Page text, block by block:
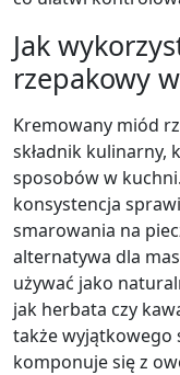
Jak
rzepakowy
Kremowany miód
składnik kulinarny,
sposobów w
konsystencja
smarowania na
alternatywa dla
używać jako
jak herbata czy
także wyjątkowego
komponuje się z